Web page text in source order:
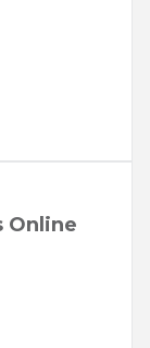
Online